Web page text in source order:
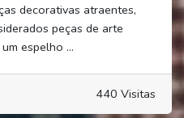
decorativas atraentes,
peças de arte
espelho ...
440 Visitas